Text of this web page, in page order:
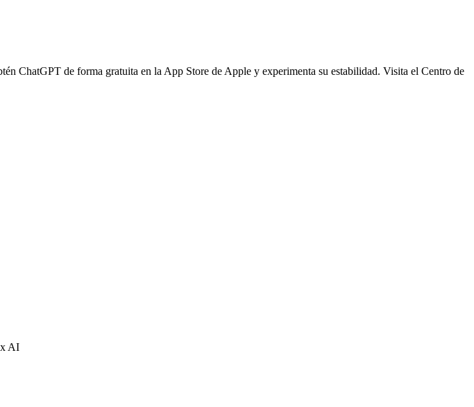
ChatGPT de forma gratuita en la App Store de Apple y experimenta su estabilidad. Visita el Centro de
AI